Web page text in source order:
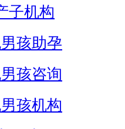
子机构
孩助孕
孩咨询
孩机构